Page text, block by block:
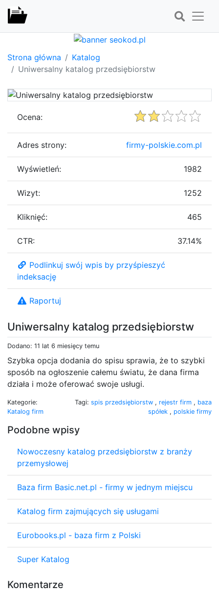
Strona główna
Katalog
Uniwersalny katalog przedsiębiorstw
Uniwersalny katalog przedsiębiorstw
Dodano: 11 lat 6 miesięcy temu
Szybka opcja dodania do spisu sprawia, że to szybki
sposób na ogłoszenie całemu światu, że dana firma
działa i może oferować swoje usługi.
Kategorie:
Katalog firm
Tagi: spis przedsiębiorstw , rejestr firm , baza
spółek , polskie firmy
Podobne wpisy
Nowoczesny katalog przedsiębiorstw z branży
przemysłowej
Baza firm Basic.net.pl - firmy w jednym miejscu
Katalog firm zajmujących się usługami
Eurobooks.pl - baza firm z Polski
Super Katalog
Komentarze
Ocena:
Adres strony: firmy-polskie.com.pl
Wyświetleń: 1982
Wizyt: 1252
Kliknięć: 465
CTR: 37.14%
Podlinkuj swój wpis by przyśpieszyć
indeksację
Raportuj